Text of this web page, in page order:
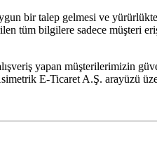
bir talep gelmesi ve
tüm bilgilere sadece müşteri
yapan müşterilerimizin
E-Ticaret A.Ş. arayüzü